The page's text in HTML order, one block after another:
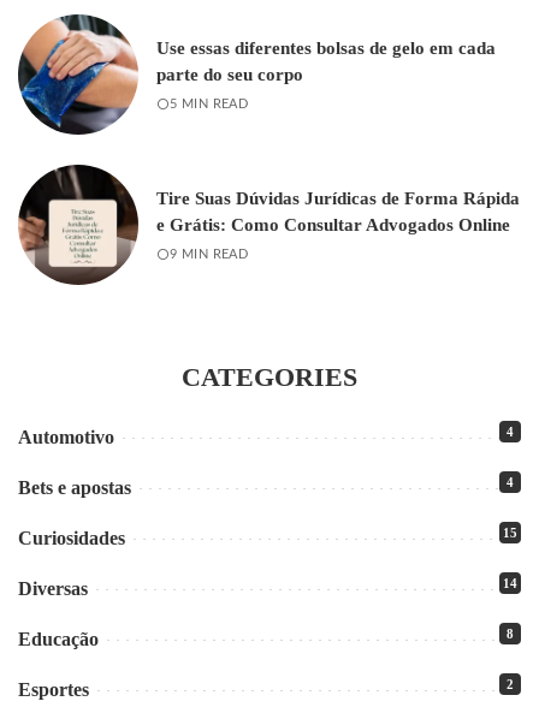
Use essas diferentes bolsas de gelo em cada
parte do seu corpo
5 MIN READ
Tire Suas Dúvidas Jurídicas de Forma Rápida
e Grátis: Como Consultar Advogados Online
9 MIN READ
CATEGORIES
Automotivo 4
Bets e apostas 4
Curiosidades 15
Diversas 14
Educação 8
Esportes 2